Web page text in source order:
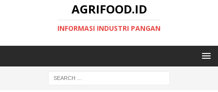
AGRIFOOD.ID
INFORMASI INDUSTRI PANGAN